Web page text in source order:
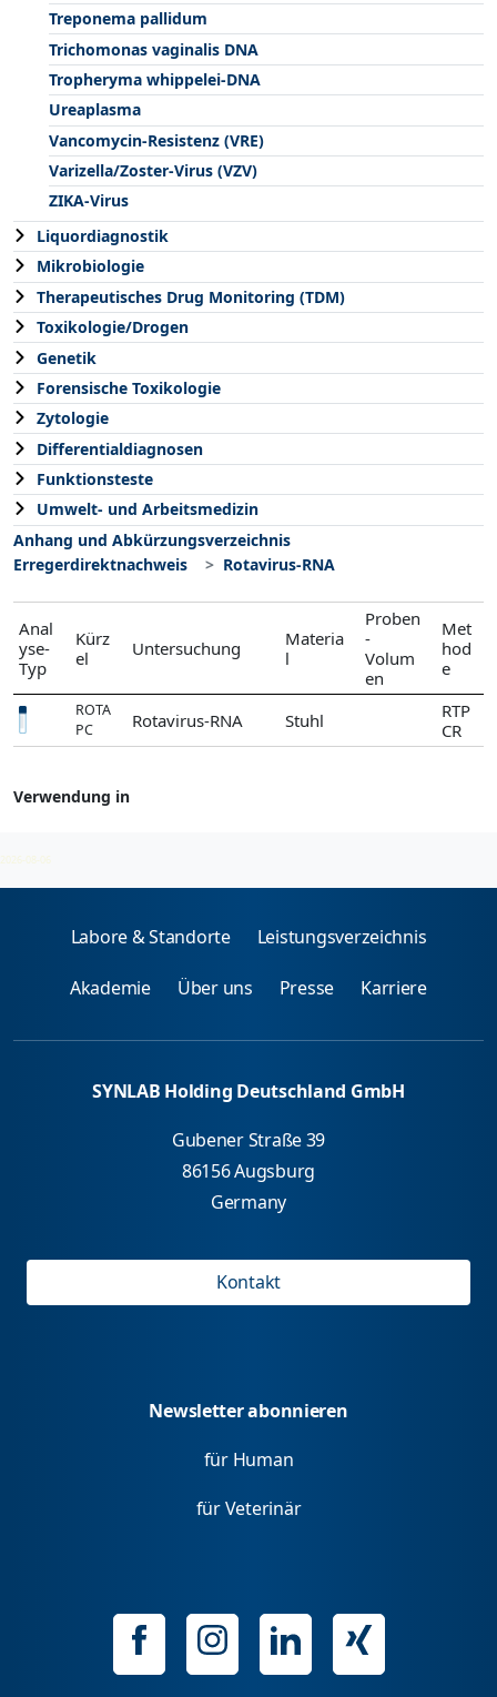
Treponema pallidum
Trichomonas vaginalis DNA
Tropheryma whippelei-DNA
Ureaplasma
Vancomycin-Resistenz (VRE)
Varizella/Zoster-Virus (VZV)
ZIKA-Virus
Liquordiagnostik
Mikrobiologie
Therapeutisches Drug Monitoring (TDM)
Toxikologie/Drogen
Genetik
Forensische Toxikologie
Zytologie
Differentialdiagnosen
Funktionsteste
Umwelt- und Arbeitsmedizin
Anhang und Abkürzungsverzeichnis
Erregerdirektnachweis
Rotavirus-RNA
Anal
yse-
Typ
Kürz
el
Untersuchung
Materia
l
Proben
-
Volum
en
Met
hod
e
ROTA
PC
Rotavirus-RNA Stuhl
RTP
CR
Verwendung in
2026-08-06
Labore & Standorte Leistungsverzeichnis
Akademie Über uns Presse Karriere
SYNLAB Holding Deutschland GmbH
Gubener Straße 39
86156 Augsburg
Germany
Kontakt
Newsletter abonnieren
für Human
für Veterinär